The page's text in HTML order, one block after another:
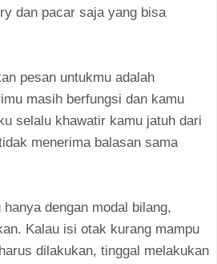
dan pacar saja yang bisa
pesan untukmu adalah
masih berfungsi dan kamu
selalu khawatir kamu jatuh dari
menerima balasan sama
dengan modal bilang,
Kalau isi otak kurang mampu
dilakukan, tinggal melakukan